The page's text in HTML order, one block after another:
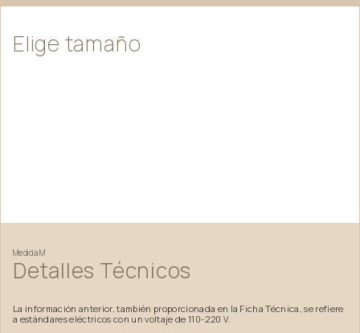
Elige tamaño
MedidaM
Detalles Técnicos
La información anterior, también proporcionada en la Ficha Técnica, se refiere
a estándares eléctricos con un voltaje de 110-220 V.